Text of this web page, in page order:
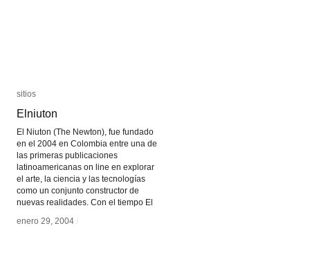
sitios
Elniuton
El Niuton (The Newton), fue fundado
en el 2004 en Colombia entre una de
las primeras publicaciones
latinoamericanas on line en explorar
el arte, la ciencia y las tecnologías
como un conjunto constructor de
nuevas realidades. Con el tiempo El
enero 29, 2004 /
sitios
Elniuton
enero 29, 2004 /